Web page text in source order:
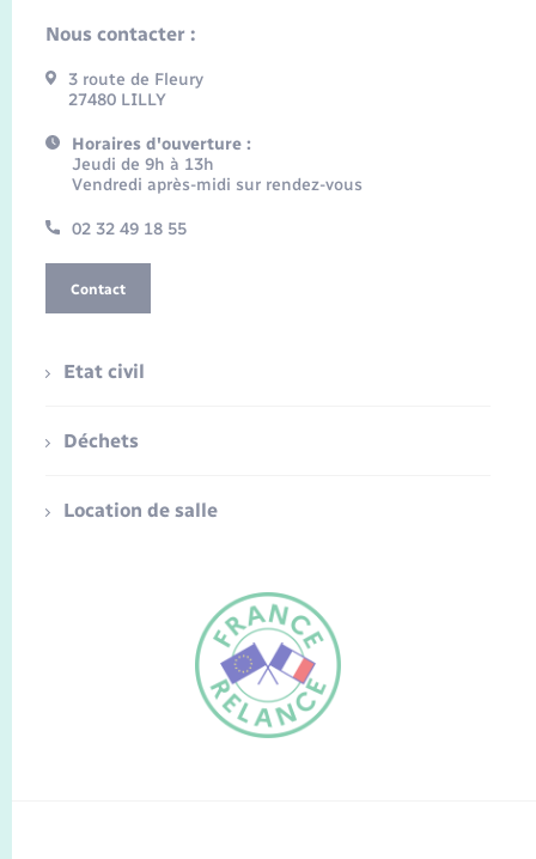
Nous contacter :
3 route de Fleury
27480 LILLY
Horaires d'ouverture :
Jeudi de 9h à 13h
Vendredi après-midi sur rendez-vous
02 32 49 18 55
Contact
Etat civil
Déchets
Location de salle